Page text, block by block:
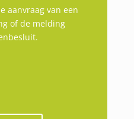
aanvraag van een
of de melding